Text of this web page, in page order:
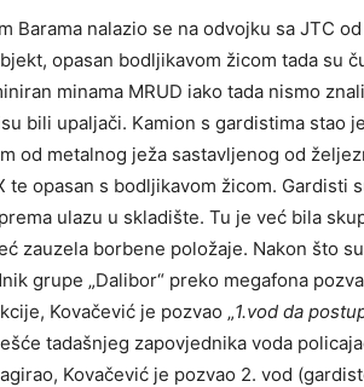
Barama nalazio se na odvojku sa JTC
opasan bodljikavom žicom tada su
minama MRUD iako tada nismo
bili upaljači. Kamion s gardistima stao
od metalnog ježa sastavljenog od
te opasan s bodljikavom žicom. Gardisti
ulazu u skladište. Tu je već bila
zauzela borbene položaje. Nakon što
grupe „Dalibor“ preko megafona
Kovačević je pozvao „1.vod da
tadašnjeg zapovjednika voda
Kovačević je pozvao 2. vod